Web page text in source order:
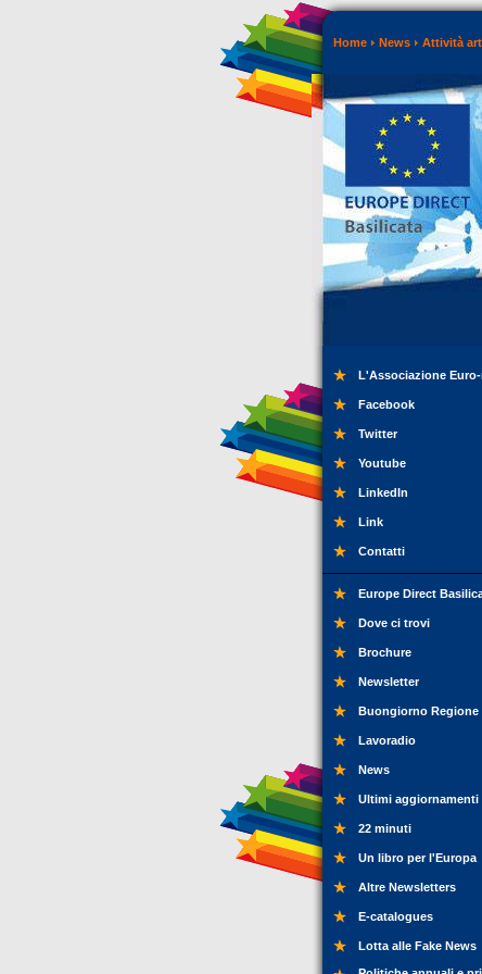
Home News Attività
L'Associazione
Facebook
Twitter
Youtube
LinkedIn
Link
Contatti
Europe Direct
Dove ci trovi
Brochure
Newsletter
Buongiorno Regione
Lavoradio
News
Ultimi aggiornamenti
22 minuti
Un libro per l'Europa
Altre Newsletters
E-catalogues
Lotta alle Fake News